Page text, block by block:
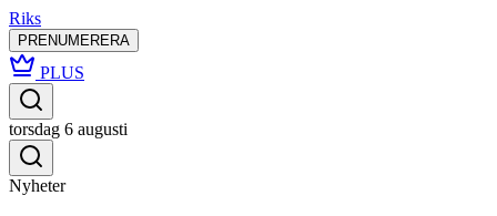
Riks
PRENUMERERA
PLUS
torsdag 6 augusti
Nyheter